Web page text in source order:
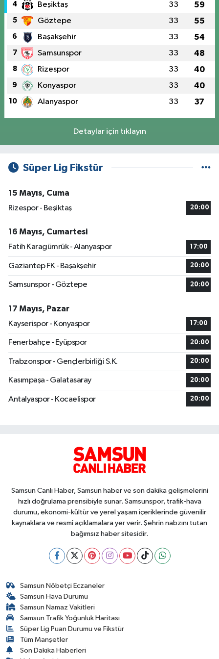
4 Beşiktaş 33 59
5 Göztepe 33 55
6 Başakşehir 33 54
7 Samsunspor 33 48
8 Rizespor 33 40
9 Konyaspor 33 40
10 Alanyaspor 33 37
Detaylar için tıklayın
Süper Lig Fikstür
15 Mayıs, Cuma
Rizespor - Beşiktaş
20:00
16 Mayıs, Cumartesi
Fatih Karagümrük - Alanyaspor
17:00
Gaziantep FK - Başakşehir 20:00
Samsunspor - Göztepe 20:00
17 Mayıs, Pazar
Kayserispor - Konyaspor
17:00
Fenerbahçe - Eyüpspor 20:00
Trabzonspor - Gençlerbirliği S.K. 20:00
Kasımpaşa - Galatasaray 20:00
Antalyaspor - Kocaelispor 20:00
Samsun Canlı Haber, Samsun haber ve son dakika gelişmelerini
hızlı doğrulama prensibiyle sunar. Samsunspor, trafik-hava
durumu, ekonomi-kültür ve yerel yaşam içeriklerinde güvenilir
kaynaklara ve resmî açıklamalara yer verir. Şehrin nabzını tutan
bağımsız haber sitesidir.
Samsun Nöbetçi Eczaneler
Samsun Hava Durumu
Samsun Namaz Vakitleri
Samsun Trafik Yoğunluk Haritası
Süper Lig Puan Durumu ve Fikstür
Tüm Manşetler
Son Dakika Haberleri